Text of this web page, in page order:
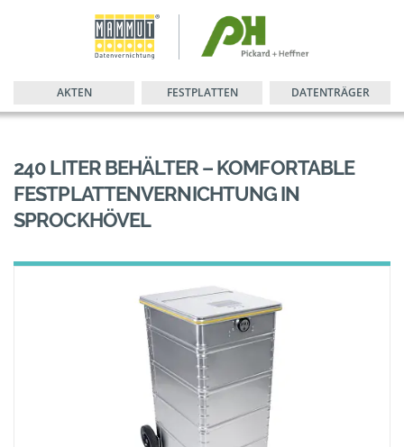
AKTEN FESTPLATTEN DATENTRÄGER
240 LITER BEHÄLTER – KOMFORTABLE
FESTPLATTENVERNICHTUNG IN
SPROCKHÖVEL